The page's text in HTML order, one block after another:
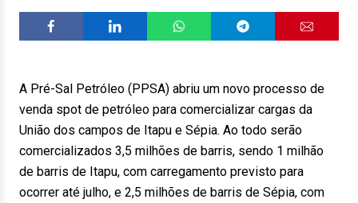
A Pré-Sal Petróleo (PPSA) abriu um novo processo de
venda spot de petróleo para comercializar cargas da
União dos campos de Itapu e Sépia. Ao todo serão
comercializados 3,5 milhões de barris, sendo 1 milhão
de barris de Itapu, com carregamento previsto para
ocorrer até julho, e 2,5 milhões de barris de Sépia, com